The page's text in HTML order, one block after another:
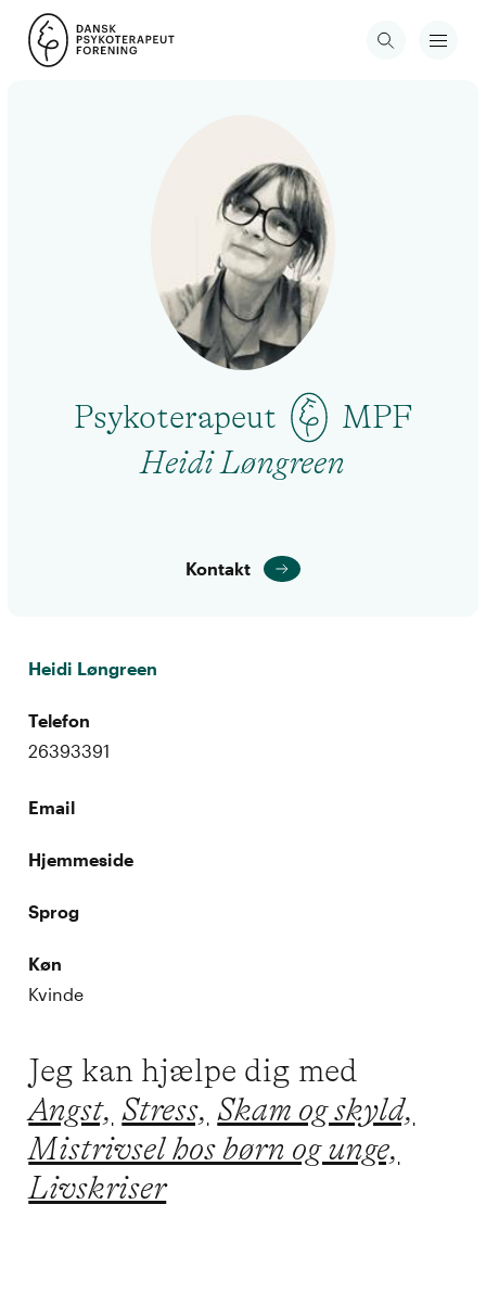
Psykoterapeut
MPF
Heidi Løngreen
Kontakt
Heidi Løngreen
Telefon
26393391
Email
Hjemmeside
Sprog
Køn
Kvinde
Jeg kan hjælpe dig med
Angst, Stress, Skam og skyld,
Mistrivsel hos børn og unge,
Livskriser